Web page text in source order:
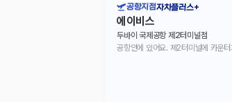
공항지점자차플러스+
에이비스
두바이 국제공항 제2터미널점
공항안에 있어요. 제2터미널에 카운